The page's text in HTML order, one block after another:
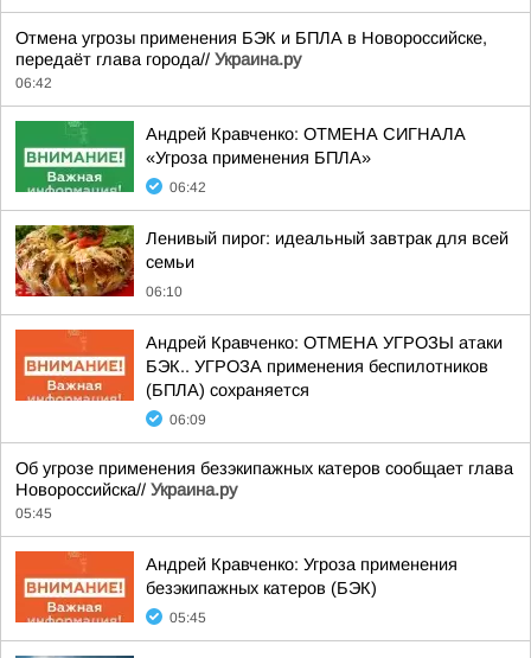
Отмена угрозы применения БЭК и БПЛА в Новороссийске,
передаёт глава города// Украина.ру
06:42
Андрей Кравченко: ОТМЕНА СИГНАЛА
«Угроза применения БПЛА»
06:42
Ленивый пирог: идеальный завтрак для всей
семьи
06:10
Андрей Кравченко: ОТМЕНА УГРОЗЫ атаки
БЭК.. УГРОЗА применения беспилотников
(БПЛА) сохраняется
06:09
Об угрозе применения безэкипажных катеров сообщает глава
Новороссийска// Украина.ру
05:45
Андрей Кравченко: Угроза применения
безэкипажных катеров (БЭК)
05:45